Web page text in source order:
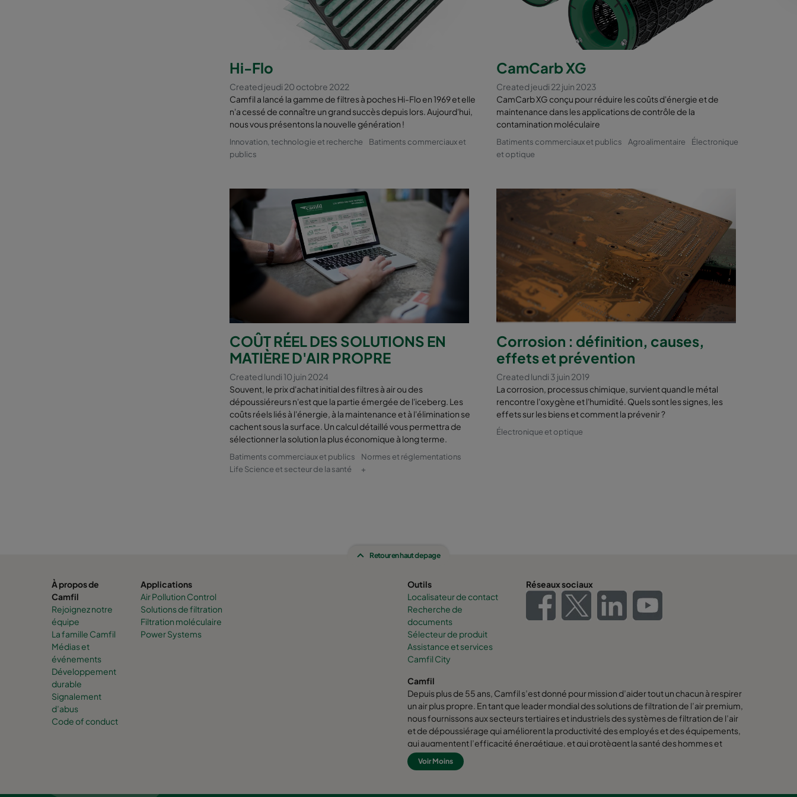
pour votre centre de données
ils réduisent les temps d'indisponibilité et de défaillance des équipements
ils améliorent la résistance au feu avec des filtres à air ignifugés
ils protègent contre les interférences électromagnétiques pouvant causer des
erreurs de données et la défaillance des équipements
ils augmentent l'efficacité énergétique et réduisent les dépenses énergétiques
Réduisez votre empreinte carbone avec des produits respectueux de
l'environnement et à haute efficacité énergétique, conformes à toutes les
Choisissez la solution adaptée à vos besoins parmi une des sélections les plus
complètes du marché.
Hi-Flo
Created jeudi 20 octobre 2022
Camfil a lancé la gamme de filtres à poches Hi-Flo en 1969 et elle
n'a cessé de connaître un grand succès depuis lors. Aujourd'hui,
nous vous présentons la nouvelle génération !
Innovation, technologie et recherche
Batiments commerciaux et
publics
CamCarb XG
Created jeudi 22 juin 2023
CamCarb XG conçu pour réduire les coûts d'énergie et de
maintenance dans les applications de contrôle de la
contamination moléculaire
Batiments commerciaux et publics Agroalimentaire
Électronique
et optique
COÛT RÉEL DES SOLUTIONS EN
MATIÈRE D'AIR PROPRE
Created lundi 10 juin 2024
Souvent, le prix d'achat initial des filtres à air ou des
dépoussiéreurs n'est que la partie émergée de l'iceberg. Les
coûts réels liés à l'énergie, à la maintenance et à l'élimination se
cachent sous la surface. Un calcul détaillé vous permettra de
sélectionner la solution la plus économique à long terme.
Batiments commerciaux et publics
Normes et réglementations
Life Science et secteur de la santé
+
Corrosion : définition, causes,
effets et prévention
Created lundi 3 juin 2019
La corrosion, processus chimique, survient quand le métal
rencontre l'oxygène et l'humidité. Quels sont les signes, les
effets sur les biens et comment la prévenir ?
Électronique et optique
Retour en haut de page
À propos de
Camfil
Rejoignez notre
équipe
La famille Camfil
Médias et
événements
Développement
durable
Signalement
d’abus
Code of conduct
Applications
Air Pollution Control
Solutions de filtration
Filtration moléculaire
Power Systems
Outils
Localisateur de contact
Recherche de
documents
Sélecteur de produit
Assistance et services
Camfil City
Réseaux sociaux
Camfil
Depuis plus de 55 ans, Camfil s’est donné pour mission d’aider tout un chacun à respirer
un air plus propre. En tant que leader mondial des solutions de filtration de l’air premium,
nous fournissons aux secteurs tertiaires et industriels des systèmes de filtration de l’air
et de dépoussiérage qui améliorent la productivité des employés et des équipements,
qui augmentent l’efficacité énergétique, et qui protègent la santé des hommes et
l’environnement.
Voir Moins